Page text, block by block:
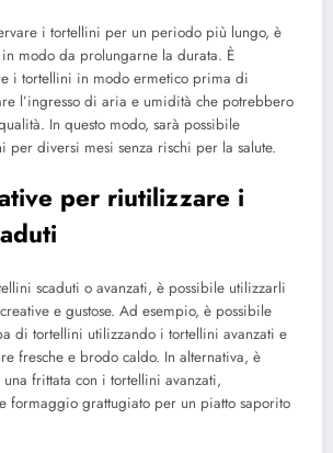
i tortellini per un periodo più lungo, è
modo da prolungarne la durata. È
i tortellini in modo ermetico prima di
l’ingresso di aria e umidità che potrebbero
In questo modo, sarà possibile
per diversi mesi senza rischi per la salute.
per riutilizzare i
scaduti o avanzati, è possibile utilizzarli
e gustose. Ad esempio, è possibile
di tortellini utilizzando i tortellini avanzati e
fresche e brodo caldo. In alternativa, è
frittata con i tortellini avanzati,
e formaggio grattugiato per un piatto saporito